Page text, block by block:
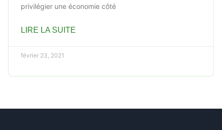
privilégier une économie côté
LIRE LA SUITE
février 23, 2021